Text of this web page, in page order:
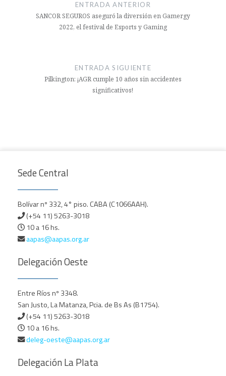
entradas
ENTRADA ANTERIOR
SANCOR SEGUROS aseguró la diversión en Gamergy
2022, el festival de Esports y Gaming
ENTRADA SIGUIENTE
Pilkington: ¡AGR cumple 10 años sin accidentes
significativos!
Sede Central
Bolívar nº 332, 4° piso. CABA (C1066AAH).
(+54 11) 5263-3018
10 a 16 hs.
aapas@aapas.org.ar
Delegación Oeste
Entre Ríos nº 3348.
San Justo, La Matanza, Pcia. de Bs As (B1754).
(+54 11) 5263-3018
10 a 16 hs.
deleg-oeste@aapas.org.ar
Delegación La Plata